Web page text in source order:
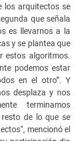
los arquitectos se
que señala
es llevarnos a la
y se plantea que
estos algoritmos.
podemos estar
en el otro”. Y
desplaza y nos
terminamos
de lo que se
mencionó el